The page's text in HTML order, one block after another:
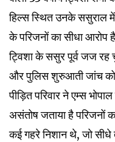
हिल्स स्थित उनके ससुराल में
के परिजनों का सीधा
ट्विशा के ससुर पूर्व जज
और पुलिस शुरुआती जांच को
पीड़ित परिवार ने एम्स
असंतोष जताया है परिजनों
कई गहरे निशान थे, जो सीधे